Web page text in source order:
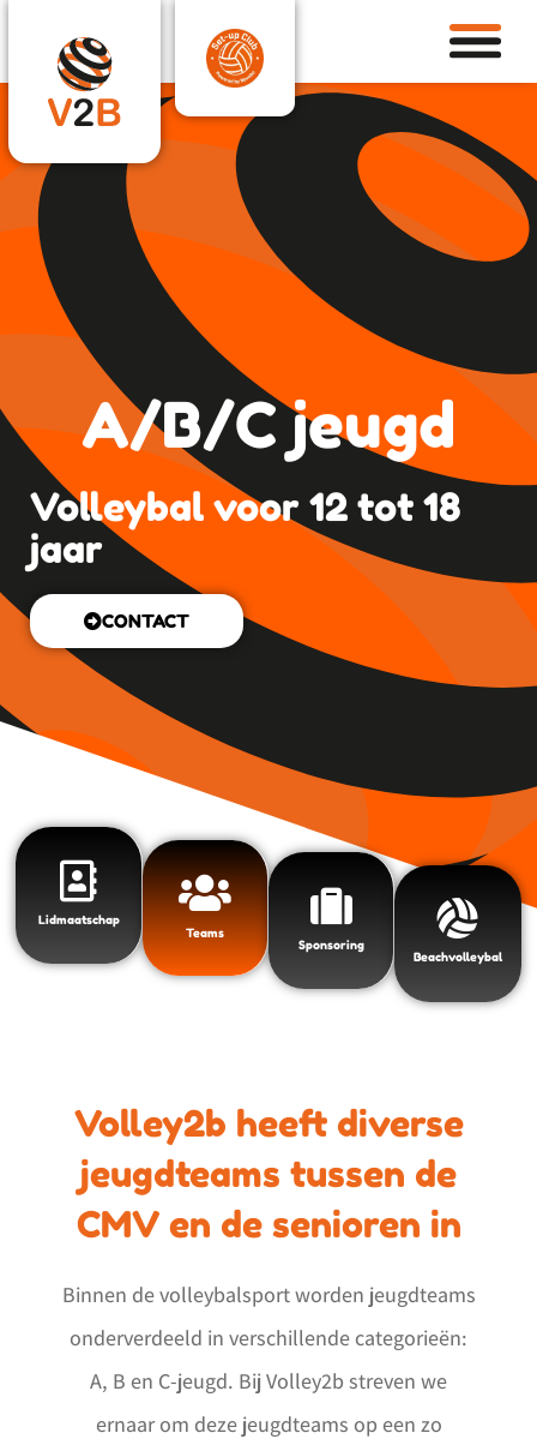
A/B/C jeugd
Volleybal voor 12 tot 18
jaar
CONTACT
Lidmaatschap
Teams
Sponsoring
Beachvolleybal
Volley2b heeft diverse
jeugdteams tussen de
CMV en de senioren in
Binnen de volleybalsport worden jeugdteams
onderverdeeld in verschillende categorieën:
A, B en C-jeugd. Bij Volley2b streven we
ernaar om deze jeugdteams op een zo